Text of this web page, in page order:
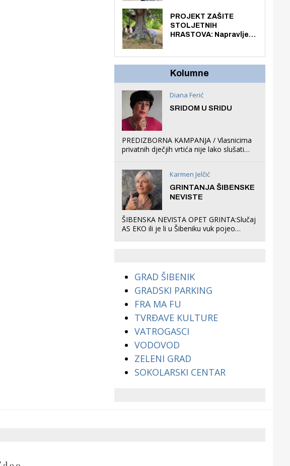
knjiga na kućnu adresu
električnim biciklom.
PROJEKT ZAŠITE
STOLJETNIH
HRASTOVA: Napravljen
Kolumne
Diana Ferić
SRIDOM U SRIDU
PREDIZBORNA KAMPANJA / Vlasnicima
privatnih dječjih vrtića nije lako slušati
što oni rade u Šibeniku ne postoji
Karmen Jelčić
GRINTANJA ŠIBENSKE
NEVISTE
ŠIBENSKA NEVISTA OPET GRINTA:Slučaj
AS EKO ili je li u Šibeniku vuk pojeo
GRAD ŠIBENIK
GRADSKI PARKING
FRA MA FU
TVRĐAVE KULTURE
VATROGASCI
VODOVOD
ZELENI GRAD
SOKOLARSKI CENTAR